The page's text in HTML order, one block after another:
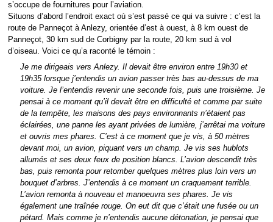
s’occupe de fournitures pour l’aviation.
Situons d’abord l’endroit exact où s’est passé ce qui va suivre : c’est la
route de Panneçot à Anlezy, orientée d’est à ouest, à 8 km ouest de
Panneçot, 30 km sud de Corbigny par la route, 20 km sud à vol
d’oiseau. Voici ce qu’a raconté le témoin :
Je me dirigeais vers Anlezy. Il devait être environ entre 19h30 et
19h35 lorsque j’entendis un avion passer très bas au-dessus de ma
voiture. Je l’entendis revenir une seconde fois, puis une troisième. Je
pensai à ce moment qu’il devait être en difficulté et comme par suite
de la tempête, les maisons des pays environnants n’étaient pas
éclairées, une panne les ayant privées de lumière, j’arrêtai ma voiture
et ouvris mes phares. C’est à ce moment que je vis, à 50 mètres
devant moi, un avion, piquant vers un champ. Je vis ses hublots
allumés et ses deux feux de position blancs. L’avion descendit très
bas, puis remonta pour retomber quelques mètres plus loin vers un
bouquet d’arbres. J’entendis à ce moment un craquement terrible.
L’avion remonta à nouveau et manoeuvra ses phares. Je vis
également une traînée rouge. On eut dit que c’était une fusée ou un
pétard. Mais comme je n’entendis aucune détonation, je pensai que